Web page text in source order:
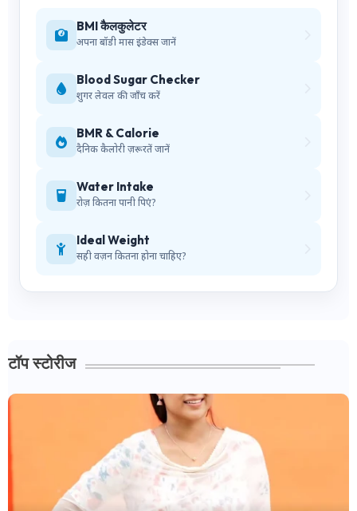
BMI कैलकुलेटर
अपना बॉडी मास इंडेक्स जानें
Blood Sugar Checker
शुगर लेवल की जाँच करें
BMR & Calorie
दैनिक कैलोरी ज़रूरतें जानें
Water Intake
रोज़ कितना पानी पिएं?
Ideal Weight
सही वज़न कितना होना चाहिए?
टॉप स्टोरीज